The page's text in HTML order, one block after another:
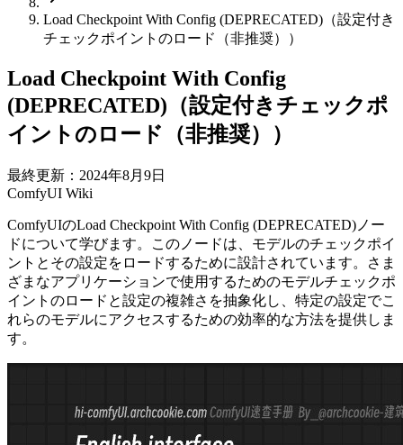
Load Checkpoint With Config (DEPRECATED)（設定付き
チェックポイントのロード（非推奨））
Load Checkpoint With Config
(DEPRECATED)（設定付きチェックポ
イントのロード（非推奨））
最終更新：2024年8月9日
ComfyUI Wiki
ComfyUIのLoad Checkpoint With Config (DEPRECATED)ノー
ドについて学びます。このノードは、モデルのチェックポイ
ントとその設定をロードするために設計されています。さま
ざまなアプリケーションで使用するためのモデルチェックポ
イントのロードと設定の複雑さを抽象化し、特定の設定でこ
れらのモデルにアクセスするための効率的な方法を提供しま
す。